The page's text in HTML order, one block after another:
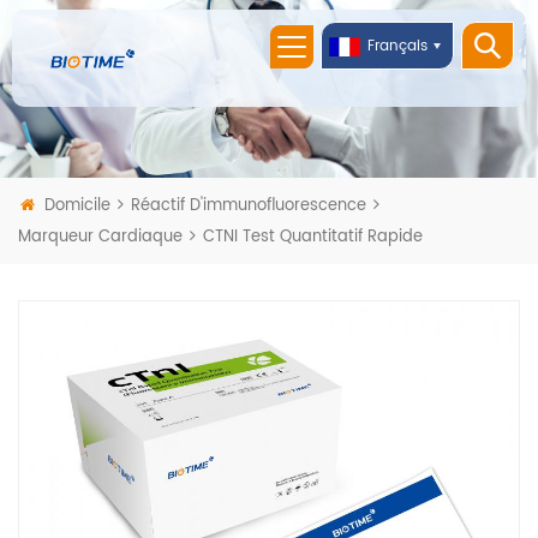
Français
Domicile
Réactif D'immunofluorescence
Marqueur Cardiaque
CTNI Test Quantitatif Rapide